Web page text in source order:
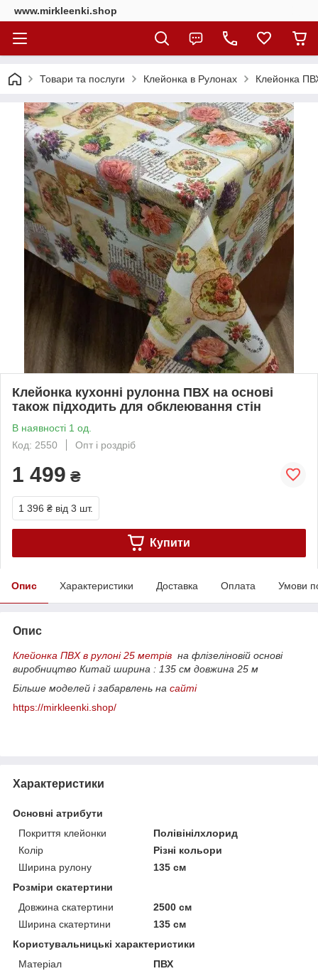
www.mirkleenki.shop
Товари та послуги Клейонка в Рулонах Клейонка
Клейонка кухонні рулонна ПВХ на основі
також підходить для обклеювання стін
В наявності 1 од.
Код: 2550
Опт і роздріб
1 499 ₴
1 396 ₴ від 3 шт.
Купити
Опис Характеристики Доставка Оплата Умови
Опис
Клейонка ПВХ в рулоні25 метрів на флізеліновій основі
виробництво Китай ширина : 135 см довжина 25 м
Більше моделей і забарвлень на сайті
https://mirkleenki.shop/
Характеристики
Основні атрибути
Покриття клейонки
Полівінілхлорид
Колір
Різні кольори
Ширина рулону
135 см
Розміри скатертини
Довжина скатертини
2500 см
Ширина скатертини
135 см
Користувальницькі характеристики
Матеріал
ПВХ